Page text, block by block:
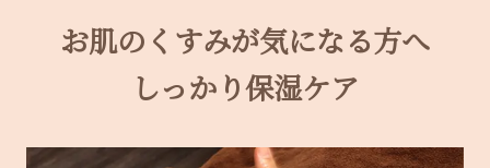
お肌のくすみが気になる方へ
しっかり保湿ケア